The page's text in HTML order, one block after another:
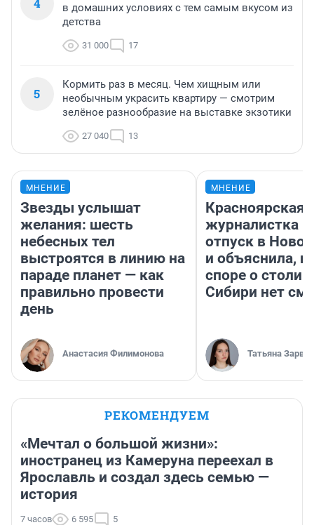
4
в домашних условиях с тем самым вкусом из
детства
31 000 17
5
Кормить раз в месяц. Чем хищным или
необычным украсить квартиру — смотрим
зелёное разнообразие на выставке экзотики
27 040 13
МНЕНИЕ
Звезды услышат
желания: шесть
небесных тел
выстроятся в линию на
параде планет — как
правильно провести
день
Анастасия Филимонова
МНЕНИЕ
Красноярская
журналистка
отпуск в
и объяснила,
споре о
Сибири нет
Татьяна Зарва
РЕКОМЕНДУЕМ
«Мечтал о большой жизни»:
иностранец из Камеруна переехал в
Ярославль и создал здесь семью —
история
7 часов 6 595 5